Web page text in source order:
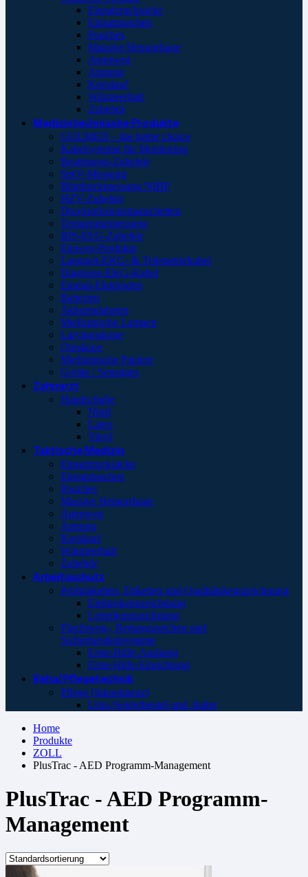
Einsatzrucksäcke
Einsatztaschen
Pouches
Massive Hemorrhage
Atemweg
Atmung
Kreislauf
Wärmeerhalt
Zubehör
Medizintechnische Produkte
GOLMED – the better choice
Kabelsysteme für Monitoring
Beatmungs-Zubehör
SpO²-Messung
Blutdruckmessung NIBP
HZV-Zubehör
Druckinfusionsmanschetten
Temperaturmessung
BIS-EEG-Zubehör
Einweg-Produkte
Langzeit-EKG- & Telemetriekabel
Diagnose-EKG-Kabel
Einmal-Elektroden
Batterien
Akkumulatoren
Medizinische Lampen
Laryngoskope
Otoskope
Medizinische Papiere
Geräte / Sonstiges
Zahnarzt
Handschuhe
Nitril
Latex
Vinyl
Taktische Medizin
Einsatzrucksäcke
Einsatztaschen
Pouches
Massive Hemorrhage
Atemweg
Atmung
Kreislauf
Wärmeerhalt
Zubehör
Arbeitsschutz
Prüfplaketten, Etiketten und Qualitätskennzeichnung
Elektrokennzeichnung
Leiterkennzeichnung
Fluchtweg-, Rettungszeichen und
Sicherheistleitsysteme
Erste-Hilfe-Aushang
Erste-Hilfe-Einrichtung
Reha/Pflegetechnik
Pflege (Inkontinenz)
Urin-/Sekretbeutel und -halter
Home
Produkte
ZOLL
PlusTrac - AED Programm-Management
PlusTrac - AED Programm-
Management